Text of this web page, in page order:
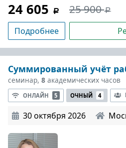
24 605 25 900
Подробнее
Суммированный учёт
семинар, 8 академических часов
ОНЛАЙН 5 ОЧНЫЙ 4
30 октября 2026